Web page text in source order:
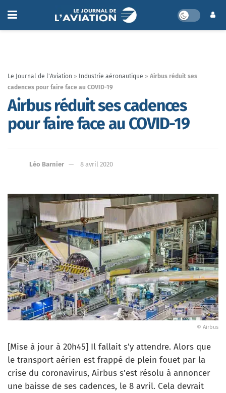
Le Journal de l'Aviation » Industrie aéronautique » Airbus réduit ses
cadences pour faire face au COVID-19
Airbus réduit ses cadences
pour faire face au COVID-19
Léo Barnier 8 avril 2020
© Airbus
[Mise à jour à 20h45] Il fallait s’y attendre. Alors que
le transport aérien est frappé de plein fouet par la
crise du coronavirus, Airbus s’est résolu à annoncer
une baisse de ses cadences, le 8 avril. Cela devrait